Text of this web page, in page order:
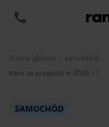
Strona główna samochód
kara za przejazd w 2026 r.?
SAMOCHÓD